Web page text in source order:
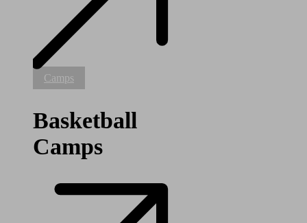
Basketball
Camps
Camps
Basketball
Camps